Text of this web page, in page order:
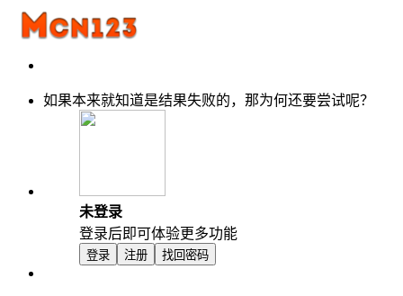
如果本来就知道是结果失败的，那为何还要尝试呢？
未登录
登录后即可体验更多功能
登录 注册 找回密码